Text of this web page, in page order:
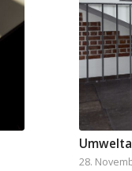
28.